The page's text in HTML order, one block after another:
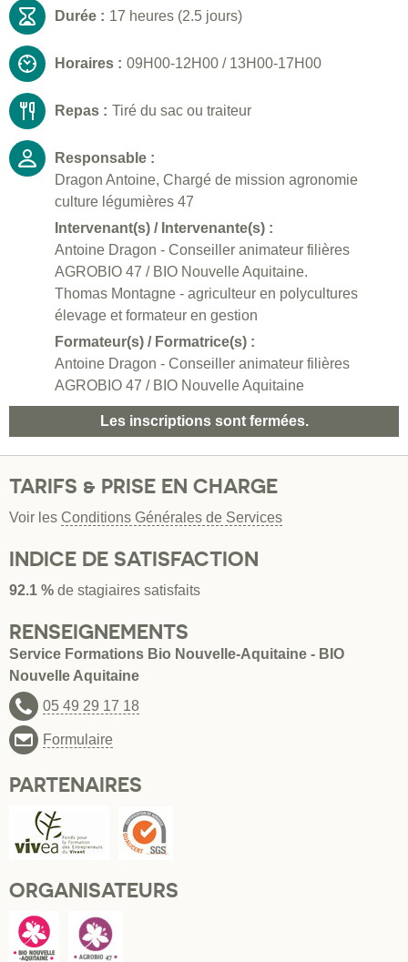
Durée : 17 heures (2.5 jours)
Horaires : 09H00-12H00 / 13H00-17H00
Repas : Tiré du sac ou traiteur
Responsable :
Dragon Antoine, Chargé de mission agronomie
culture légumières 47
Intervenant(s) / Intervenante(s) :
Antoine Dragon - Conseiller animateur filières
AGROBIO 47 / BIO Nouvelle Aquitaine.
Thomas Montagne - agriculteur en polycultures
élevage et formateur en gestion
Formateur(s) / Formatrice(s) :
Antoine Dragon - Conseiller animateur filières
AGROBIO 47 / BIO Nouvelle Aquitaine
Les inscriptions sont fermées.
TARIFS & PRISE EN CHARGE
Voir les Conditions Générales de Services
INDICE DE SATISFACTION
92.1 % de stagiaires satisfaits
RENSEIGNEMENTS
Service Formations Bio Nouvelle-Aquitaine - BIO
Nouvelle Aquitaine
05 49 29 17 18
Formulaire
PARTENAIRES
ORGANISATEURS